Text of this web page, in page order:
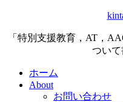
「特別支援教育，AT，
つい
ホーム
About
お問い合わせ